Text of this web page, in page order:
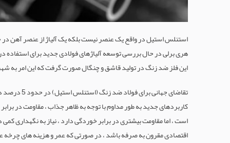
این فلز ضد زنگ در تولید قاشق و چنگال صورت گرفت که این امر به
کاربردهای جدید به طور مداوم با توجه به ظاهر جذاب ، مقاومت در
است ، اما مقاومت بیشتری در برابر خوردگی دارد ، نیاز به نگهداری
اقتصادی مقرون به صرفه باشد ، در صورتی که عمر و هزینه های چرخه